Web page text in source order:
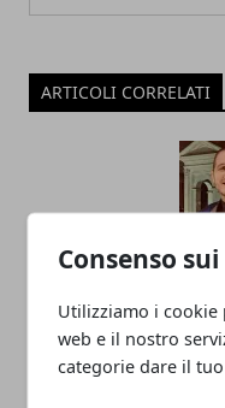
Consenso
Utilizziamo i
web e il nostro
categorie dare il
ARTICOLI CORRELATI
Impresa